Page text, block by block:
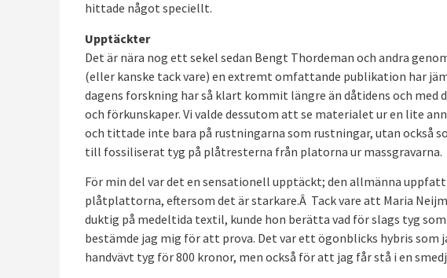
hittade något speciellt.
Upptäckter
Det är nära nog ett sekel sedan Bengt Thordeman och andra
(eller kanske tack vare) en extremt omfattande publikation har
dagens forskning har så klart kommit längre än dåtidens och
och förkunskaper. Vi valde dessutom att se materialet ur en lite
och tittade inte bara på rustningarna som rustningar, utan också
till fossiliserat tyg på plåtresterna från platorna ur massgravarna.
För min del var det en sensationell upptäckt; den allmänna
plåtplattorna, eftersom det är starkare.Â Tack vare att Maria
duktig på medeltida textil, kunde hon berätta vad för slags tyg
bestämde jag mig för att prova. Det var ett ögonblicks hybris
handvävt tyg för 800 kronor, men också för att jag får stå i en